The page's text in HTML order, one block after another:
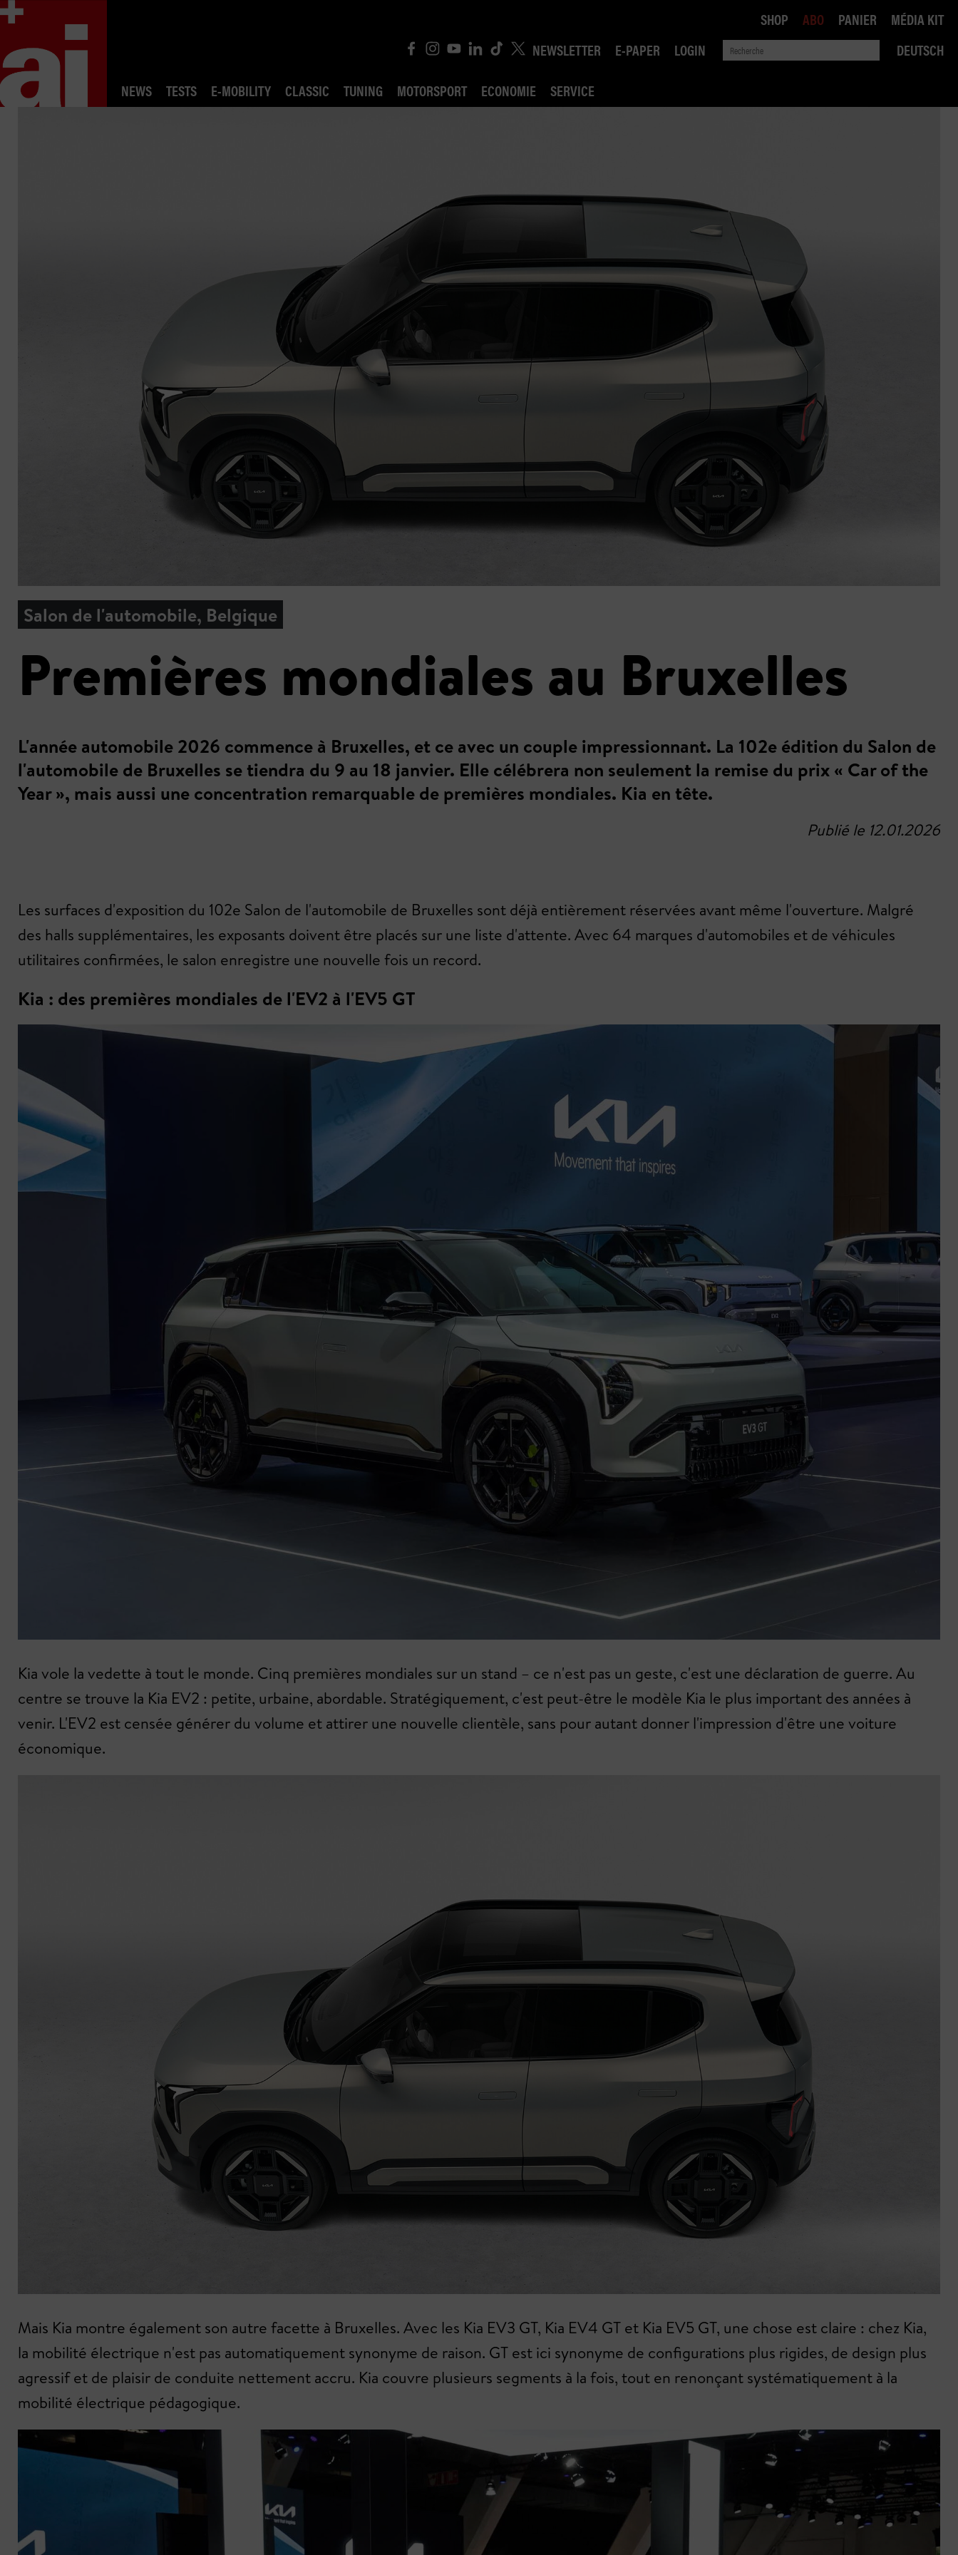
NEWSLETTER E-PAPER LOGIN
DEUTSCH
NEWS
TESTS E-MOBILITY CLASSIC TUNING MOTORSPORT ECONOMIE SERVICE
COMPÉTITION
SHOP ABO PANIER MÉDIA KIT
Salon de l'automobile, Belgique
Premières mondiales au Bruxelles
L'année automobile 2026 commence à Bruxelles, et ce avec un couple impressionnant. La 102e édition du Salon de
l'automobile de Bruxelles se tiendra du 9 au 18 janvier. Elle célébrera non seulement la remise du prix « Car of the
Year », mais aussi une concentration remarquable de premières mondiales. Kia en tête.
Publié le 12.01.2026
Les surfaces d'exposition du 102e Salon de l'automobile de Bruxelles sont déjà entièrement réservées avant même l'ouverture. Malgré
des halls supplémentaires, les exposants doivent être placés sur une liste d'attente. Avec 64 marques d'automobiles et de véhicules
utilitaires confirmées, le salon enregistre une nouvelle fois un record.
Kia : des premières mondiales de l'EV2 à l'EV5 GT
Kia vole la vedette à tout le monde. Cinq premières mondiales sur un stand – ce n'est pas un geste, c'est une déclaration de guerre. Au
centre se trouve la Kia EV2 : petite, urbaine, abordable. Stratégiquement, c'est peut-être le modèle Kia le plus important des années à
venir. L'EV2 est censée générer du volume et attirer une nouvelle clientèle, sans pour autant donner l'impression d'être une voiture
économique.
Mais Kia montre également son autre facette à Bruxelles. Avec les Kia EV3 GT, Kia EV4 GT et Kia EV5 GT, une chose est claire : chez Kia,
la mobilité électrique n'est pas automatiquement synonyme de raison. GT est ici synonyme de configurations plus rigides, de design plus
agressif et de plaisir de conduite nettement accru. Kia couvre plusieurs segments à la fois, tout en renonçant systématiquement à la
mobilité électrique pédagogique.